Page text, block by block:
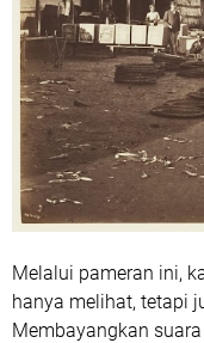
Melalui pameran ini,
hanya melihat, tetapi
Membayangkan